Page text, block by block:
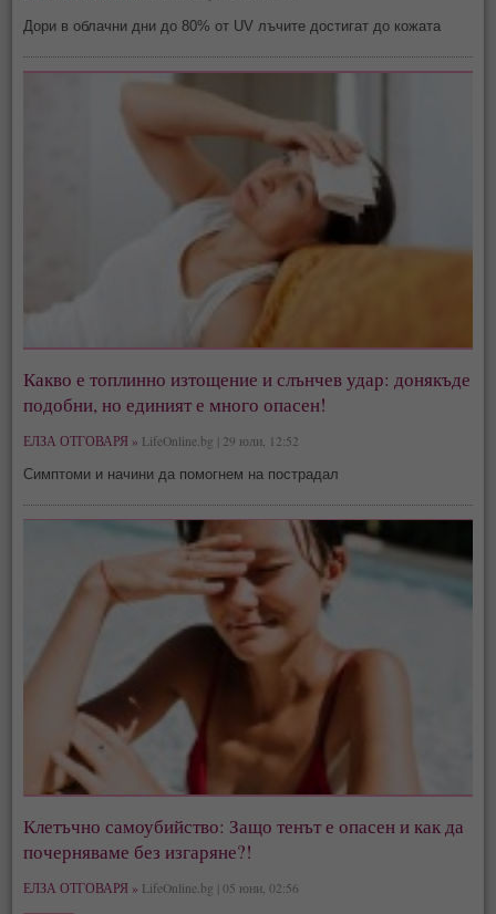
Дори в облачни дни до 80% от UV лъчите достигат до кожата
Какво е топлинно изтощение и слънчев удар: донякъде
подобни, но единият е много опасен!
ЕЛЗА ОТГОВАРЯ » LifeOnline.bg | 29 юли, 12:52
Симптоми и начини да помогнем на пострадал
Клетъчно самоубийство: Защо тенът е опасен и как да
почерняваме без изгаряне?!
ЕЛЗА ОТГОВАРЯ » LifeOnline.bg | 05 юни, 02:56